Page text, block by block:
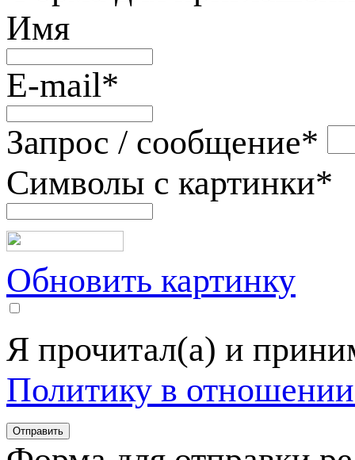
Имя
E-mail*
Запрос / сообщение*
Символы с картинки*
Обновить картинку
Я прочитал(а) и
Политику в